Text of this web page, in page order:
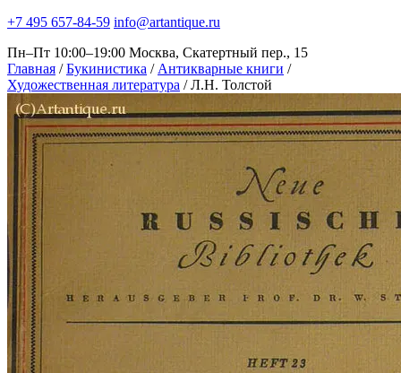
+7 495 657-84-59 info@artantique.ru
Пн–Пт 10:00–19:00 Москва, Скатертный пер., 15
Главная / Букинистика / Антикварные книги /
Художественная литература / Л.Н. Толстой